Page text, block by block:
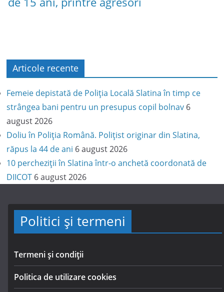
Articole recente
Femeie depistată de Poliția Locală Slatina în timp ce
strângea bani pentru un presupus copil bolnav 6
august 2026
Doliu în Poliția Română. Polițist originar din Slatina,
răpus la 44 de ani 6 august 2026
10 percheziții în Slatina într-o anchetă coordonată de
DIICOT 6 august 2026
Politici și termeni
Termeni și condiții
Politica de utilizare cookies